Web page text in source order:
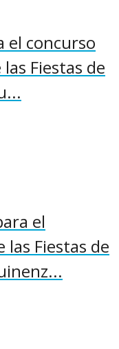
el concurso
Fiestas de
el
Fiestas de